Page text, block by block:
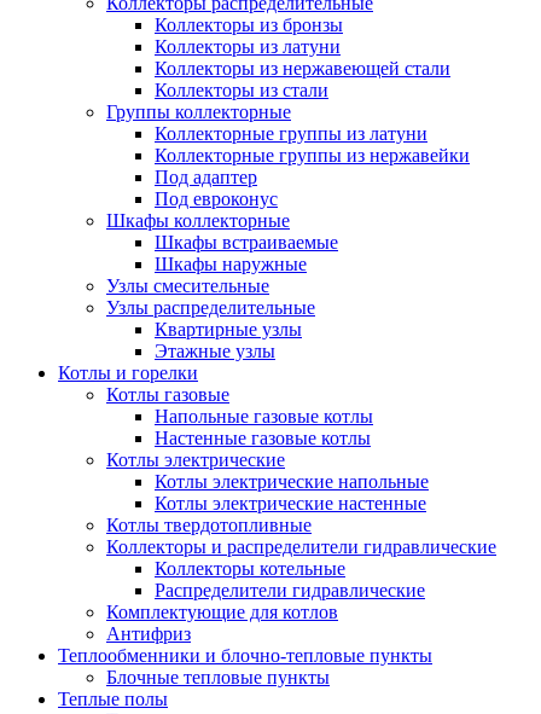
Коллекторы из бронзы
Коллекторы из латуни
Коллекторы из нержавеющей стали
Коллекторы из стали
Группы коллекторные
Коллекторные группы из латуни
Коллекторные группы из нержавейки
Под адаптер
Под евроконус
Шкафы коллекторные
Шкафы встраиваемые
Шкафы наружные
Узлы смесительные
Узлы распределительные
Квартирные узлы
Этажные узлы
Котлы и горелки
Котлы газовые
Напольные газовые котлы
Настенные газовые котлы
Котлы электрические
Котлы электрические напольные
Котлы электрические настенные
Котлы твердотопливные
Коллекторы и распределители гидравлические
Коллекторы котельные
Распределители гидравлические
Комплектующие для котлов
Антифриз
Теплообменники и блочно-тепловые пункты
Блочные тепловые пункты
Теплые полы